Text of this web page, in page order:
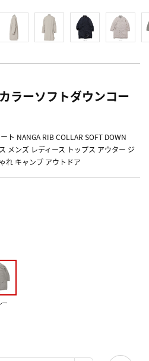
ラーソフトダウンコー
ト NANGA RIB COLLAR SOFT DOWN
メンズ レディース トップス アウター ジ
れ キャンプ アウトドア
ー